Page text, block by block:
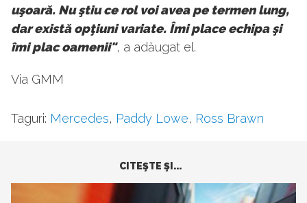
uşoară. Nu ştiu ce rol voi avea pe termen lung,
dar există opţiuni variate. Îmi place echipa şi
îmi plac oamenii", a adăugat el.
Via GMM
Taguri: Mercedes, Paddy Lowe, Ross Brawn
CITEŞTE ŞI...